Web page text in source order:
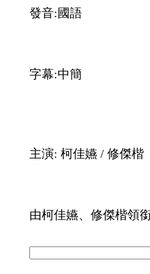
發音:國語
字幕:中簡
主演: 柯佳嬿 / 修傑楷
由柯佳嬿、修傑楷領